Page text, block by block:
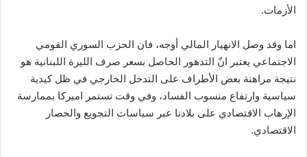
الأزمات.
اما وقد وصل الانهيار المالي أوجه، فان الحزب السوري القومي
الاجتماعي يعتبر انّ التدهور الحاصل بسعر صرف الليرة اللبنانية هو
نتيجة مراهنة بعض الأطراف على التدخل الخارجي في ظل كيدية
سياسية وارتفاع منسوب الفساد، وفي وقت تستمر اميركا بممارسة
الإرهاب الاقتصادي على بلادنا عبر سياسات التجويع والحصار
الاقتصادي.